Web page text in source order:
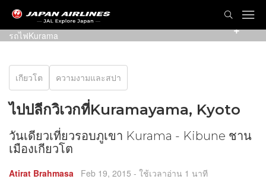
รูปปั้นเทพเจ้าTenguสีแดงสดน่าเกรงขาม ตั้งอยู่หน้าสถานี
รถไฟKurama
เกียวโต ความงามและสปา
ไปปลีกวิเวกที่Kuramayama, Kyoto
วันเดียวเที่ยวรอบภูเขา Kurama - Kibune ชาน
เมืองเกียวโต
Atirat Brahmasa Feb 19, 2015 - ใช้เวลาอ่าน 1 นาที